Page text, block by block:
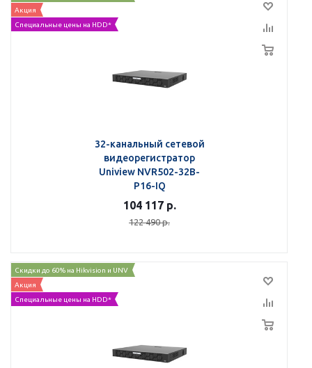
Акция
Специальные цены на HDD*
32-канальный сетевой
видеорегистратор
Uniview NVR502-32B-
P16-IQ
104 117р.
122 490р.
Скидки до 60% на Hikvision и UNV
Акция
Специальные цены на HDD*